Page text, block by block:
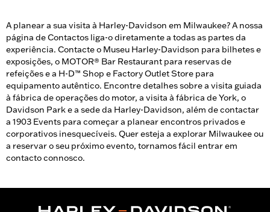
A planear a sua visita à Harley-Davidson em Milwaukee? A nossa
página de Contactos liga-o diretamente a todas as partes da
experiência. Contacte o Museu Harley-Davidson para bilhetes e
exposições, o MOTOR® Bar Restaurant para reservas de
refeições e a H-D™ Shop e Factory Outlet Store para
equipamento autêntico. Encontre detalhes sobre a visita guiada
à fábrica de operações do motor, a visita à fábrica de York, o
Davidson Park e a sede da Harley-Davidson, além de contactar
a 1903 Events para começar a planear encontros privados e
corporativos inesquecíveis. Quer esteja a explorar Milwaukee ou
a reservar o seu próximo evento, tornamos fácil entrar em
contacto connosco.